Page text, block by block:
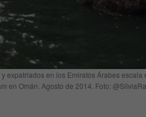
expatriados en los Emiratos Árabes
en Omán. Agosto de 2014. Foto: